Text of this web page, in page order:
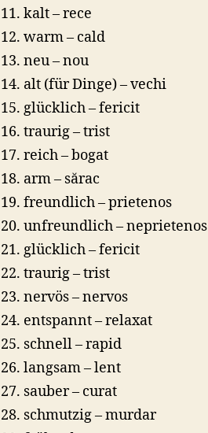
kalt – rece
warm – cald
neu – nou
alt (für Dinge) – vechi
glücklich – fericit
traurig – trist
reich – bogat
arm – sărac
freundlich – prietenos
unfreundlich – neprietenos
glücklich – fericit
traurig – trist
nervös – nervos
entspannt – relaxat
schnell – rapid
langsam – lent
sauber – curat
schmutzig – murdar